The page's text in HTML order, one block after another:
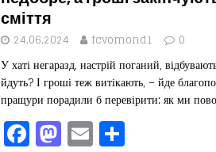
o
o
k
o
n
я
сміття
24.06.2024 fcvomond1 0
У хаті негаразд, настрій поганий,
йдуть? І гроші теж витікають, – йде
пращури порадили б перевірити: як ми
F M E